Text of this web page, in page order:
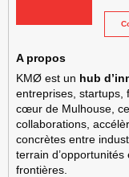
A propos
KMØ est un hub
entreprises, startups,
cœur de Mulhouse,
collaborations,
concrètes entre
terrain
frontières.